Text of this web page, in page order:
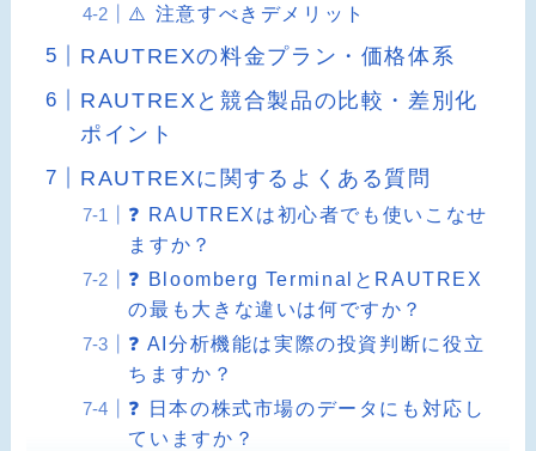
⚠️ 注意すべきデメリット
RAUTREXの料金プラン・価格体系
RAUTREXと競合製品の比較・差別化
ポイント
RAUTREXに関するよくある質問
❓ RAUTREXは初心者でも使いこなせ
ますか？
❓ Bloomberg TerminalとRAUTREX
の最も大きな違いは何ですか？
❓ AI分析機能は実際の投資判断に役立
ちますか？
❓ 日本の株式市場のデータにも対応し
ていますか？